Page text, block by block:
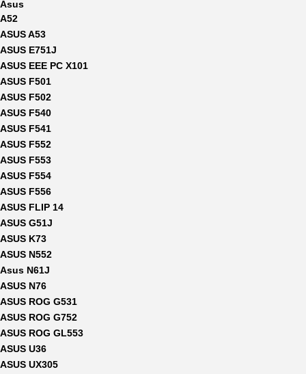
Asus
A52
ASUS A53
ASUS E751J
ASUS EEE PC X101
ASUS F501
ASUS F502
ASUS F540
ASUS F541
ASUS F552
ASUS F553
ASUS F554
ASUS F556
ASUS FLIP 14
ASUS G51J
ASUS K73
ASUS N552
Asus N61J
ASUS N76
ASUS ROG G531
ASUS ROG G752
ASUS ROG GL553
ASUS U36
ASUS UX305